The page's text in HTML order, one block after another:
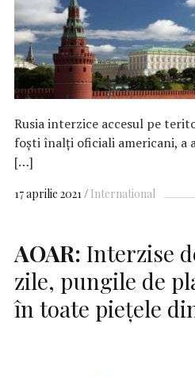
Rusia interzice accesul pe
foşti înalţi oficiali americani, a
[…]
17 aprilie 2021 International
AOAR: Interzise
zile, pungile de
în toate piețele